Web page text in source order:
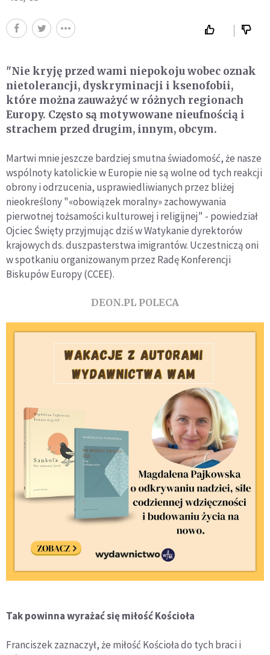
"Nie kryję przed wami niepokoju wobec oznak
nietolerancji, dyskryminacji i ksenofobii,
które można zauważyć w różnych regionach
Europy. Często są motywowane nieufnością i
strachem przed drugim, innym, obcym.
Martwi mnie jeszcze bardziej smutna świadomość, że nasze
wspólnoty katolickie w Europie nie są wolne od tych reakcji
obrony i odrzucenia, usprawiedliwianych przez bliżej
nieokreślony "«obowiązek moralny» zachowywania
pierwotnej tożsamości kulturowej i religijnej" - powiedział
Ojciec Święty przyjmując dziś w Watykanie dyrektorów
krajowych ds. duszpasterstwa imigrantów. Uczestniczą oni
w spotkaniu organizowanym przez Radę Konferencji
Biskupów Europy (CCEE).
DEON.PL POLECA
Tak powinna wyrażać się miłość Kościoła
Franciszek zaznaczył, że miłość Kościoła do tych braci i